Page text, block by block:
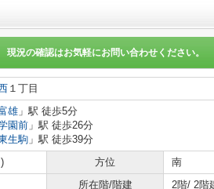
現況の確認はお気軽にお問い合わせください。
１丁目
雄 」駅 徒歩5分
園前 」駅 徒歩26分
生駒 」駅 徒歩39分
方位
南
所在階/階建 2階/ 2階